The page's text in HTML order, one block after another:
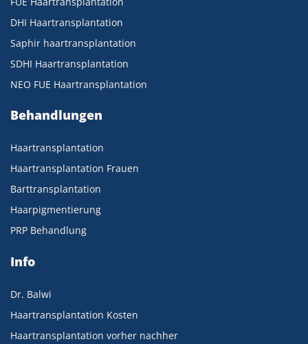
DHI Haartransplantation
Saphir haartransplantation
SDHI Haartransplantation
NEO FUE Haartransplantation
Behandlungen
Haartransplantation
Haartransplantation Frauen
Barttransplantation
Haarpigmentierung
PRP Behandlung
Info
Dr. Balwi
Haartransplantation Kosten
Haartransplantation vorher nachher